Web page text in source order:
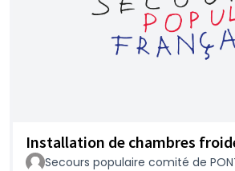
Installation de chambres
Secours populaire comité de